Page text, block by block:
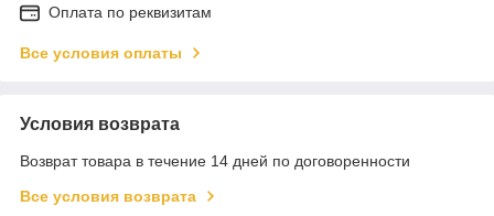
Оплата по реквизитам
Все условия оплаты
Условия возврата
Возврат товара в течение 14 дней по договоренности
Все условия возврата